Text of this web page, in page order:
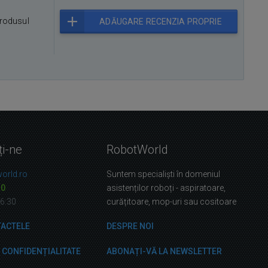
ADĂUGARE RECENZIA PROPRIE
ne
CONFIDENȚIALITATE
RobotWorld
Suntem specialiști în domeniul
asistenților roboți - aspiratoare,
curățitoare, mop-uri sau cositoare
DESPRE NOI
ABONAȚI-VĂ LA NEWSLETTER